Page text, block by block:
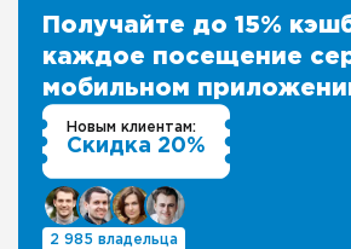
Получайте до 15% кэшбека за
каждое посещение
мобильном
Новым клиентам:
Скидка 20%
2 985 владельца